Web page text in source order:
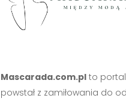
Mascarada.com.plto portal
powstał z zamiłowania do